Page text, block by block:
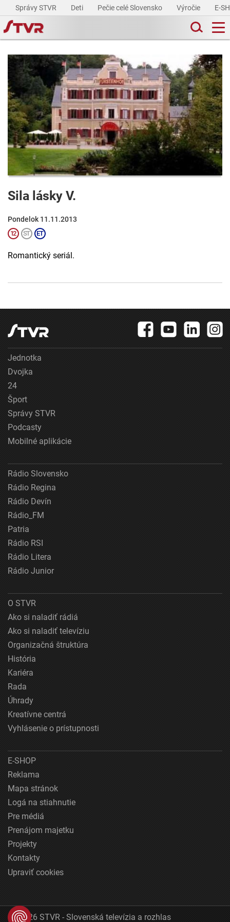
Správy STVR Deti Pečie celé Slovensko Výročie E-
Sila lásky V.
Pondelok 11.11.2013
Romantický seriál.
Jednotka
Dvojka
24
Šport
Správy STVR
Podcasty
Mobilné aplikácie
Rádio Slovensko
Rádio Regina
Rádio Devín
Rádio_FM
Patria
Rádio RSI
Rádio Litera
Rádio Junior
O STVR
Ako si naladiť rádiá
Ako si naladiť televíziu
Organizačná štruktúra
História
Kariéra
Rada
Úhrady
Kreatívne centrá
Vyhlásenie o prístupnosti
E-SHOP
Reklama
Mapa stránok
Logá na stiahnutie
Pre médiá
Prenájom majetku
Projekty
Kontakty
Upraviť cookies
© 2026 STVR - Slovenská televízia a rozhlas